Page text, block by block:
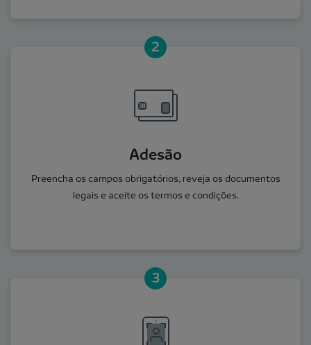
2
Adesão
Preencha os campos obrigatórios, reveja os documentos
legais e aceite os termos e condições.
3